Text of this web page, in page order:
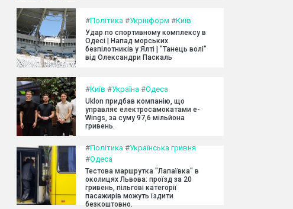
#Політика #Укрінформ #Київ
Удар по спортивному комплексу в
Одесі | Напад морських
безпілотників у Ялті | "Танець волі"
від Олександри Паскаль
#Київ #Україна #Одеса
Uklon придбав компанію, що
управляє електросамокатами e-
Wings, за суму 97,6 мільйона
гривень.
#Політика #Українська гривня
#Одеса
Тестова маршрутка "Лапаївка" в
околицях Львова: проїзд за 20
гривень, пільгові категорії
пасажирів можуть їздити
безкоштовно.